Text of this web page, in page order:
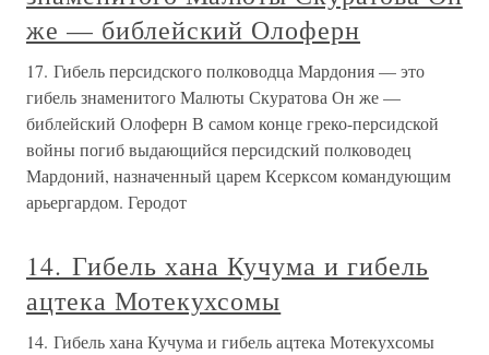
же — библейский Олоферн
17. Гибель персидского полководца Мардония — это
гибель знаменитого Малюты Скуратова Он же —
библейский Олоферн В самом конце греко-персидской
войны погиб выдающийся персидский полководец
Мардоний, назначенный царем Ксерксом командующим
арьергардом. Геродот
14. Гибель хана Кучума и гибель
ацтека Мотекухсомы
14. Гибель хана Кучума и гибель ацтека Мотекухсомы